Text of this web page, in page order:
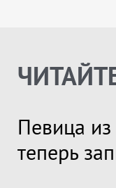
Певица
теперь